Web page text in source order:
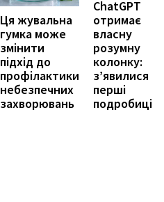
Ця жувальна
гумка може
змінити
підхід до
профілактики
небезпечних
захворювань
ChatGPT
отримає
власну
розумну
колонку:
з’явилися
перші
подробиці